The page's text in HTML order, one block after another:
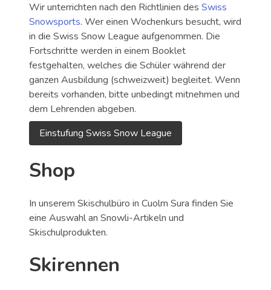
Wir unterrichten nach den Richtlinien des Swiss
Snowsports. Wer einen Wochenkurs besucht, wird
in die Swiss Snow League aufgenommen. Die
Fortschritte werden in einem Booklet
festgehalten, welches die Schüler während der
ganzen Ausbildung (schweizweit) begleitet. Wenn
bereits vorhanden, bitte unbedingt mitnehmen und
dem Lehrenden abgeben.
Einstufung Swiss Snow League
Shop
In unserem Skischulbüro in Cuolm Sura finden Sie
eine Auswahl an Snowli-Artikeln und
Skischulprodukten.
Skirennen